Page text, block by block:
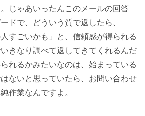
じゃあいったんこのメールの回答
ドで、どういう質で返したら、
人すごいかも」と、信頼感が得られる
きなり調べて返してきてくれるんだ
れるかみたいなのは、始まっている
ないと思っていたら、お問い合わせ
作業なんですよ。